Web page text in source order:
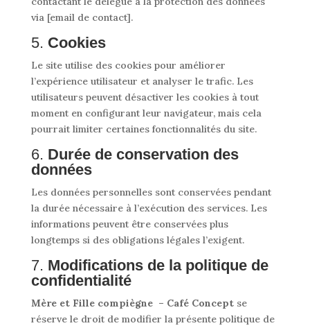
via [email de contact].
5. Cookies
Le site utilise des cookies pour améliorer
l’expérience utilisateur et analyser le trafic. Les
utilisateurs peuvent désactiver les cookies à tout
moment en configurant leur navigateur, mais cela
pourrait limiter certaines fonctionnalités du site.
6. Durée de conservation des
données
Les données personnelles sont conservées pendant
la durée nécessaire à l’exécution des services. Les
informations peuvent être conservées plus
longtemps si des obligations légales l’exigent.
7. Modifications de la politique de
confidentialité
Mère et Fille compiègne – Café Conceptse
réserve le droit de modifier la présente politique de